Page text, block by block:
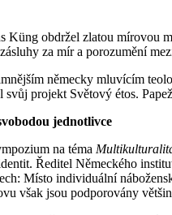
obdržel zlatou mírovou
za mír a porozumění
německy mluvícím
svůj projekt Světový étos.
jednotlivce
na téma
Ředitel Německého
Místo individuální
však jsou podporovány